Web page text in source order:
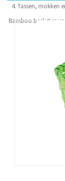
4. Tassen, mokken
Bamboo basket